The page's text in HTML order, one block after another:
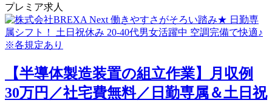
プレミア求人
【半導体製造装置の組立作業】月収例
30万円／社宅費無料／日勤専属＆土日祝